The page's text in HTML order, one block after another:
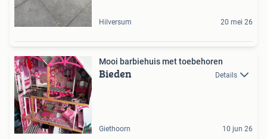
Hilversum 20 mei 26
Mooi barbiehuis met toebehoren
Bieden Details
Giethoorn 10 jun 26